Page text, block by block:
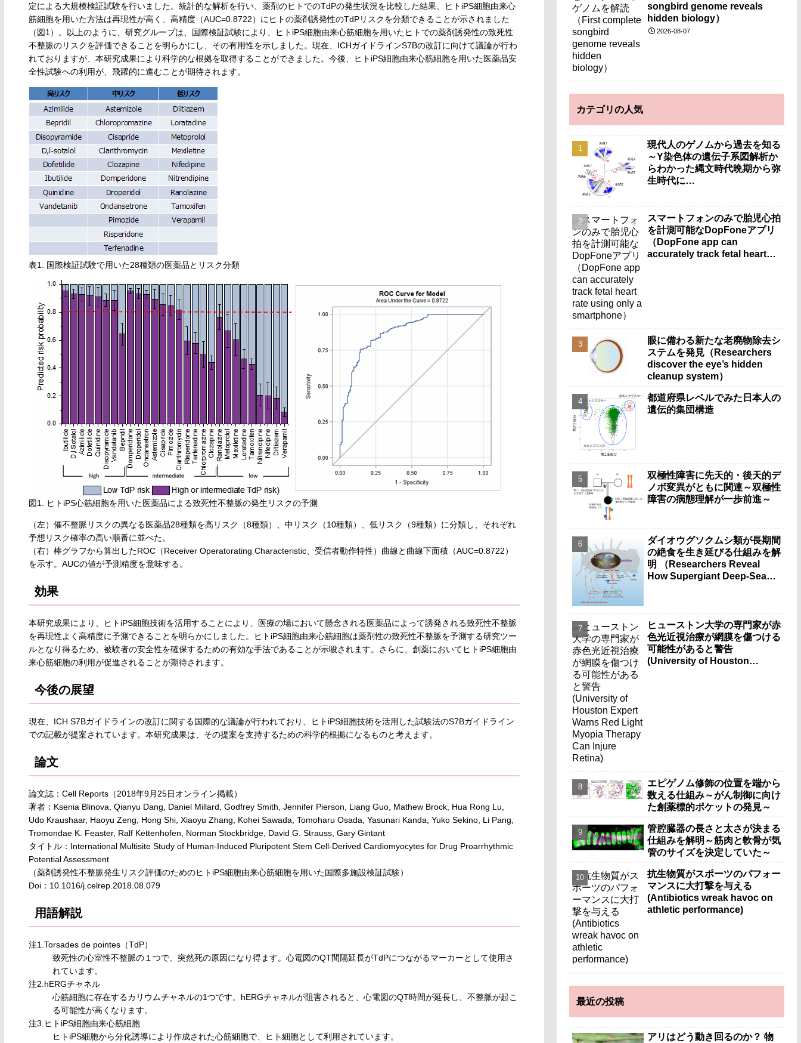
定による大規模検証試験を行いました。統計的な解析を行い、薬剤のヒトでのTdPの発生状況を比較した結果、ヒトiPS細胞由来心
筋細胞を用いた方法は再現性が高く、高精度（AUC=0.8722）にヒトの薬剤誘発性のTdPリスクを分類できることが示されました
（図1）。以上のように、研究グループは、国際検証試験により、ヒトiPS細胞由来心筋細胞を用いたヒトでの薬剤誘発性の致死性
不整脈のリスクを評価できることを明らかにし、その有用性を示しました。現在、ICHガイドラインS7Bの改訂に向けて議論が行わ
れておりますが、本研究成果により科学的な根拠を取得することができました。今後、ヒトiPS細胞由来心筋細胞を用いた医薬品安
全性試験への利用が、飛躍的に進むことが期待されます。
表1. 国際検証試験で用いた28種類の医薬品とリスク分類
図1. ヒトiPS心筋細胞を用いた医薬品による致死性不整脈の発生リスクの予測
（左）催不整脈リスクの異なる医薬品28種類を高リスク（8種類）、中リスク（10種類）、低リスク（9種類）に分類し、それぞれ
予想リスク確率の高い順番に並べた。
（右）棒グラフから算出したROC（Receiver Operatorating Characteristic、受信者動作特性）曲線と曲線下面積（AUC=0.8722）
を示す。AUCの値が予測精度を意味する。
効果
本研究成果により、ヒトiPS細胞技術を活用することにより、医療の場において懸念される医薬品によって誘発される致死性不整脈
を再現性よく高精度に予測できることを明らかにしました。ヒトiPS細胞由来心筋細胞は薬剤性の致死性不整脈を予測する研究ツー
ルとなり得るため、被験者の安全性を確保するための有効な手法であることが示唆されます。さらに、創薬においてヒトiPS細胞由
来心筋細胞の利用が促進されることが期待されます。
今後の展望
現在、ICH S7Bガイドラインの改訂に関する国際的な議論が行われており、ヒトiPS細胞技術を活用した試験法のS7Bガイドライン
での記載が提案されています。本研究成果は、その提案を支持するための科学的根拠になるものと考えます。
論文
論文誌：Cell Reports（2018年9月25日オンライン掲載）
著者：Ksenia Blinova, Qianyu Dang, Daniel Millard, Godfrey Smith, Jennifer Pierson, Liang Guo, Mathew Brock, Hua Rong Lu,
Udo Kraushaar, Haoyu Zeng, Hong Shi, Xiaoyu Zhang, Kohei Sawada, Tomoharu Osada, Yasunari Kanda, Yuko Sekino, Li Pang,
Tromondae K. Feaster, Ralf Kettenhofen, Norman Stockbridge, David G. Strauss, Gary Gintant
タイトル：International Multisite Study of Human-Induced Pluripotent Stem Cell-Derived Cardiomyocytes for Drug Proarrhythmic
Potential Assessment
（薬剤誘発性不整脈発生リスク評価のためのヒトiPS細胞由来心筋細胞を用いた国際多施設検証試験）
Doi：10.1016/j.celrep.2018.08.079
用語解説
注1.Torsades de pointes（TdP）
致死性の心室性不整脈の１つで、突然死の原因になり得ます。心電図のQT間隔延長がTdPにつながるマーカーとして使用さ
れています。
注2.hERGチャネル
心筋細胞に存在するカリウムチャネルの1つです。hERGチャネルが阻害されると、心電図のQT時間が延長し、不整脈が起こ
る可能性が高くなります。
注3.ヒトiPS細胞由来心筋細胞
ヒトiPS細胞から分化誘導により作成された心筋細胞で、ヒト細胞として利用されています。
songbird genome reveals
hidden biology）
2026-08-07
カテゴリの人気
現代人のゲノムから過去を知る
～Y染色体の遺伝子系図解析か
らわかった縄文時代晩期から弥
生時代に…
スマートフォンのみで胎児心拍
を計測可能なDopFoneアプリ
（DopFone app can
accurately track fetal heart
眼に備わる新たな老廃物除去シ
ステムを発見（Researchers
discover the eye’s hidden
cleanup system）
都道府県レベルでみた日本人の
遺伝的集団構造
双極性障害に先天的・後天的デ
ノボ変異がともに関連～双極性
障害の病態理解が一歩前進～
ダイオウグソクムシ類が長期間
の絶食を生き延びる仕組みを解
明 （Researchers Reveal
How Supergiant Deep-Sea
ヒューストン大学の専門家が赤
色光近視治療が網膜を傷つける
可能性があると警告
(University of Houston
エピゲノム修飾の位置を端から
数える仕組み～がん制御に向け
た創薬標的ポケットの発見～
管腔臓器の長さと太さが決まる
仕組みを解明～筋肉と軟骨が気
管のサイズを決定していた～
抗生物質がスポーツのパフォー
マンスに大打撃を与える
(Antibiotics wreak havoc on
athletic performance)
最近の投稿
アリはどう動き回るのか？ 物